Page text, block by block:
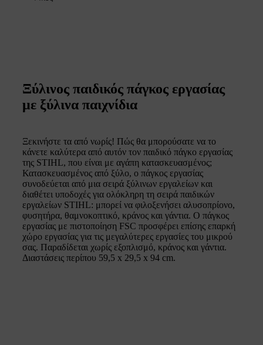
Ξύλινος παιδικός πάγκος εργασίας
με ξύλινα παιχνίδια
Ξεκινήστε τα από νωρίς! Πώς θα μπορούσατε να το
κάνετε καλύτερα από αυτόν τον παιδικό πάγκο εργασίας
της STIHL, που είναι με αγάπη κατασκευασμένος;
Κατασκευασμένος από ξύλο, ο πάγκος εργασίας
συνοδεύεται από μια σειρά ξύλινων εργαλείων και
διαθέτει υποδοχές για ολόκληρη τη σειρά παιδικών
εργαλείων STIHL: μπορεί να φιλοξενήσει αλυσοπρίονο,
φυσητήρα, θαμνοκοπτικό, κράνος και γάντια. Ο πάγκος
εργασίας με πιστοποίηση FSC προσφέρει επίσης επαρκή
χώρο εργασίας για τις μεγαλύτερες εργασίες του μικρού
σας. Παραδίδεται χωρίς εξοπλισμό, κράνος και γάντια.
Διαστάσεις περίπου 59,5 x 29,5 x 94 cm.